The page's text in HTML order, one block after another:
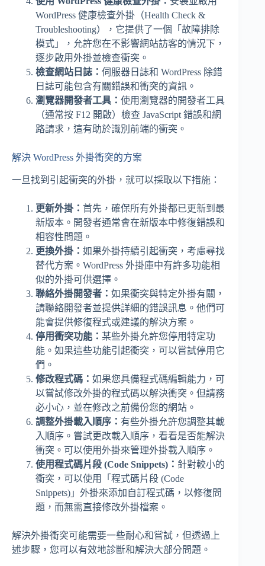
WordPress 健康檢查外掛（Health Check &
Troubleshooting），它提供了一個「故障排除
模式」，允許您在不影響網站訪客的情況下，
逐步啟用外掛並檢查衝突。
檢查網站日誌： 伺服器日誌和 WordPress 除錯
日誌可能包含有關錯誤和衝突的資訊。
瀏覽器開發者工具： 使用瀏覽器的開發者工具
（通常按 F12 開啟）檢查 JavaScript 錯誤和網
路請求，這有助於識別前端的衝突。
解決 WordPress 外掛衝突的方案
一旦找到引起衝突的外掛，就可以採取以下措施：
更新外掛： 首先，確保所有外掛都已更新到最
新版本。開發者通常會在新版本中修復錯誤和
相容性問題。
更換外掛： 如果外掛持續引起衝突，考慮尋找
替代方案。WordPress 外掛庫中有許多功能相
似的外掛可供選擇。
聯絡外掛開發者： 如果衝突與特定外掛有關，
請聯絡開發者並提供詳細的錯誤訊息。他們可
能會提供修復程式或建議的解決方案。
停用衝突功能： 某些外掛允許您停用特定功
能。如果這些功能引起衝突，可以嘗試停用它
們。
修改程式碼： 如果您具備程式碼編輯能力，可
以嘗試修改外掛的程式碼以解決衝突。但請務
必小心，並在修改之前備份您的網站。
調整外掛載入順序： 有些外掛允許您調整其載
入順序。嘗試更改載入順序，看看是否能解決
衝突。可以使用外掛來管理外掛載入順序。
使用程式碼片段 (Code Snippets)： 針對較小的
衝突，可以使用「程式碼片段 (Code
Snippets)」外掛來添加自訂程式碼，以修復問
題，而無需直接修改外掛檔案。
解決外掛衝突可能需要一些耐心和嘗試，但透過上
述步驟，您可以有效地診斷和解決大部分問題。